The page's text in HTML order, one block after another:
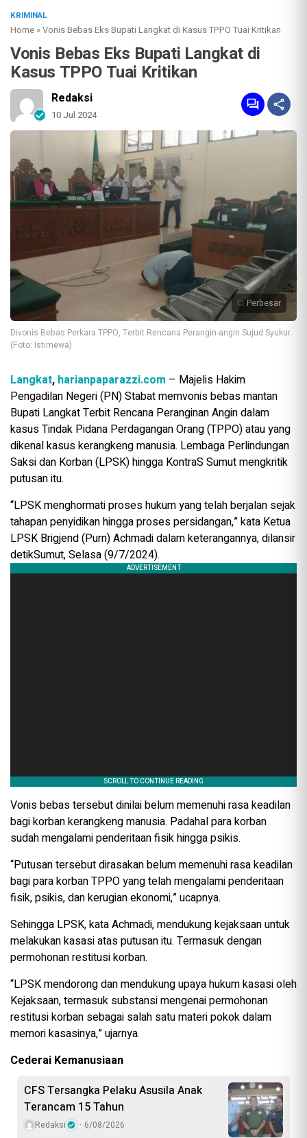
KRIMINAL
Home »Vonis Bebas Eks Bupati Langkat di Kasus TPPO Tuai Kritikan
Vonis Bebas Eks Bupati Langkat di
Kasus TPPO Tuai Kritikan
Redaksi
10 Jul 2024
Perbesar
Divonis Bebas Perkara TPPO, Terbit Rencana Perangin-angin Sujud Syukur.
(Foto: Istimewa)
Langkat, harianpaparazzi.com – Majelis Hakim
Pengadilan Negeri (PN) Stabat memvonis bebas mantan
Bupati Langkat Terbit Rencana Peranginan Angin dalam
kasus Tindak Pidana Perdagangan Orang (TPPO) atau yang
dikenal kasus kerangkeng manusia. Lembaga Perlindungan
Saksi dan Korban (LPSK) hingga KontraS Sumut mengkritik
putusan itu.
“LPSK menghormati proses hukum yang telah berjalan sejak
tahapan penyidikan hingga proses persidangan,” kata Ketua
LPSK Brigjend (Purn) Achmadi dalam keterangannya, dilansir
detikSumut, Selasa (9/7/2024).
Vonis bebas tersebut dinilai belum memenuhi rasa keadilan
bagi korban kerangkeng manusia. Padahal para korban
sudah mengalami penderitaan fisik hingga psikis.
“Putusan tersebut dirasakan belum memenuhi rasa keadilan
bagi para korban TPPO yang telah mengalami penderitaan
fisik, psikis, dan kerugian ekonomi,” ucapnya.
Sehingga LPSK, kata Achmadi, mendukung kejaksaan untuk
melakukan kasasi atas putusan itu. Termasuk dengan
permohonan restitusi korban.
“LPSK mendorong dan mendukung upaya hukum kasasi oleh
Kejaksaan, termasuk substansi mengenai permohonan
restitusi korban sebagai salah satu materi pokok dalam
memori kasasinya,” ujarnya.
Cederai Kemanusiaan
CFS Tersangka Pelaku Asusila Anak
Terancam 15 Tahun
Redaksi 6/08/2026